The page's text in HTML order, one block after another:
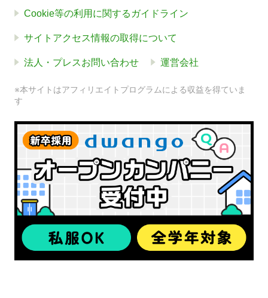
Cookie等の利用に関するガイドライン
サイトアクセス情報の取得について
法人・プレスお問い合わせ 運営会社
※本サイトはアフィリエイトプログラムによる収益を得ていま
す